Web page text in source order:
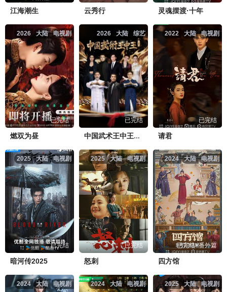
江海潮生 云秀行 灵魂摆渡·十年
电视剧
大陆
2026
已完结
燃双为昼
综艺
大陆
2026
已完结
中国武术王中王第二季
电视剧
大陆
2022
已完结
请君
电视剧
大陆
2025
已完结
暗河传2025
电视剧
大陆
2025
已完结
怒刺
电视剧
大陆
2024
已完结+番外篇
四方馆
电视剧
大陆
2024 电视剧
大陆
2024 电视剧
大陆
2025